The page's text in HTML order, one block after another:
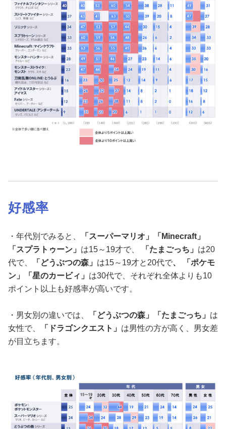
好感率
・年代別でみると、 「スーパーマリオ」「 Minecraft 」
「スプラトゥーン」 は15～19才で、 「たまごっち」 は20
代で、
「どうぶつの森」 は15～19才と20代で、 「ポケモ
ン」「星のカービィ」 は30代で、それぞれ全体よりも10
ポイント以上も好感率が高いです。
・男女別の違いでは、 「どうぶつの森」「たまごっち」 は
女性で、
「ドラゴンクエスト」 は男性の方が高く、男女差
が目立ちます。